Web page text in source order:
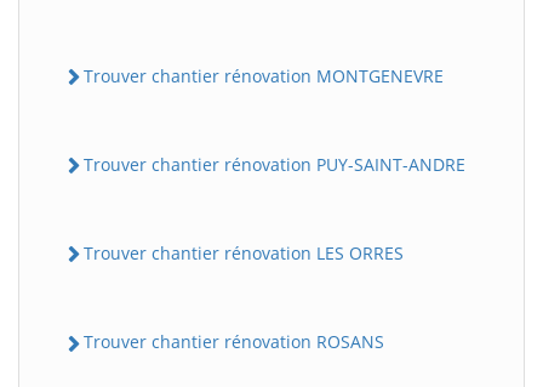
Trouver chantier rénovation MONTGENEVRE
Trouver chantier rénovation PUY-SAINT-ANDRE
Trouver chantier rénovation LES ORRES
Trouver chantier rénovation ROSANS